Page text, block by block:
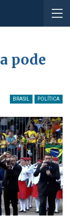
pode
BRASIL POLÍTICA